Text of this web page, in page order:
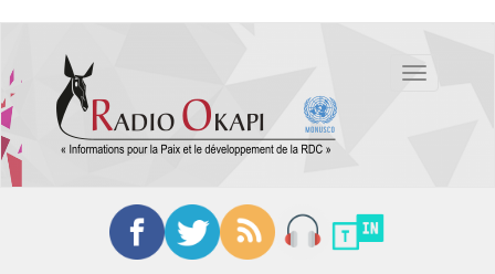
contenu
principal
Toggle